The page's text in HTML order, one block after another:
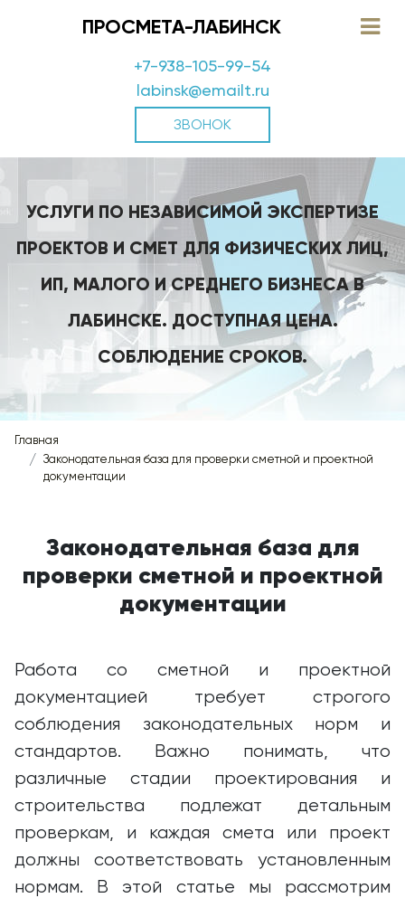
ПРОСМЕТА-ЛАБИНСК
+7-938-105-99-54
labinsk@emailt.ru
ЗВОНОК
УСЛУГИ ПО НЕЗАВИСИМОЙ ЭКСПЕРТИЗЕ
ПРОЕКТОВ И СМЕТ ДЛЯ ФИЗИЧЕСКИХ ЛИЦ,
ИП, МАЛОГО И СРЕДНЕГО БИЗНЕСА В
ЛАБИНСКЕ. ДОСТУПНАЯ ЦЕНА.
СОБЛЮДЕНИЕ СРОКОВ.
Главная
Законодательная база для проверки сметной и проектной
документации
Законодательная база для
проверки сметной и проектной
документации
Работа со сметной и проектной
документацией требует строгого
соблюдения законодательных норм и
стандартов. Важно понимать, что
различные стадии проектирования и
строительства подлежат детальным
проверкам, и каждая смета или проект
должны соответствовать установленным
нормам. В этой статье мы рассмотрим